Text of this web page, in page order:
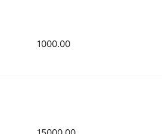
1000.00